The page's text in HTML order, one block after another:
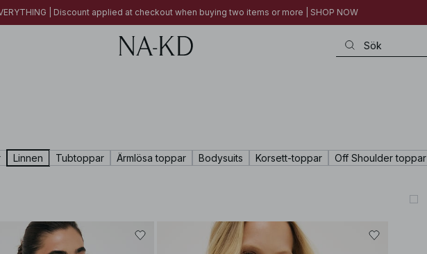
| Discount applied at checkout when buying two items or more | SHOP NOW
Linnen Tubtoppar Ärmlösa toppar Bodysuits Korsett-toppar Off Shoulder toppar